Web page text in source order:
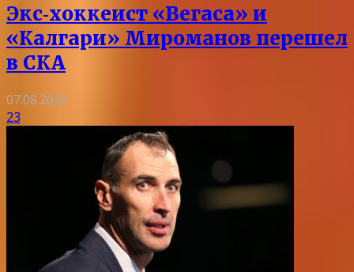
Экс‑хоккеист «Вегаса» и
«Калгари» Мироманов перешел
в СКА
07.08.2026
23